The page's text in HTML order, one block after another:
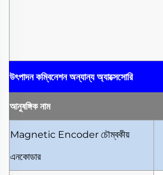
উৎপাদন কম্বিনেশনঅন্যান্য অ্যাক্সেসোরি
আনুষঙ্গিকনাম
Magnetic Encoder চৌম্বকীয়
এনকোডার